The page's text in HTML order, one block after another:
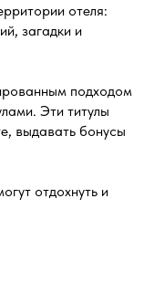
отеля:
загадки и
подходом
Эти титулы
выдавать бонусы
отдохнуть и